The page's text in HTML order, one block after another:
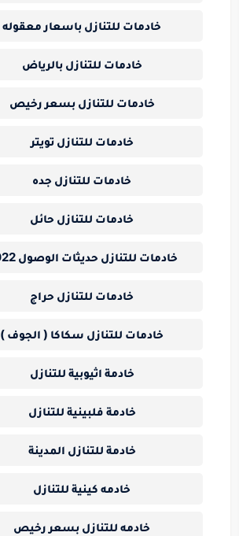
خادمات للتنازل باسعار معقوله
خادمات للتنازل بالرياض
خادمات للتنازل بسعر رخيص
خادمات للتنازل تويتر
خادمات للتنازل جده
خادمات للتنازل حائل
خادمات للتنازل حديثات الوصول 2022
خادمات للتنازل حراج
خادمات للتنازل سكاكا ( الجوف )
خادمة اثيوبية للتنازل
خادمة فلبينية للتنازل
خادمة للتنازل المدينة
خادمه كينية للتنازل
خادمه للتنازل بسعر رخيص